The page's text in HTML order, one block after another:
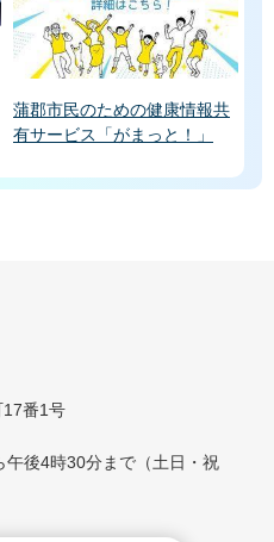
蒲郡市民のための健康情報共
有サービス「がまっと！」
番1号
午後4時30分まで（土日・祝